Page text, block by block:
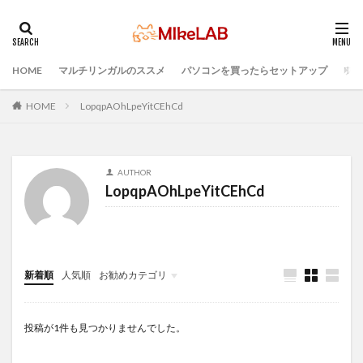
HOME マルチリンガルのススメ パソコンを買ったらセットアップ プ
HOME LopqpAOhLpeYitCEhCd
AUTHOR
LopqpAOhLpeYitCEhCd
新着順 人気順 お勧めカテゴリ
Infomation
投稿が1件も見つかりませんでした。
タグ
選ぶ PCセットアップ
セキュリティ対策ソフト
インストール どれがいい